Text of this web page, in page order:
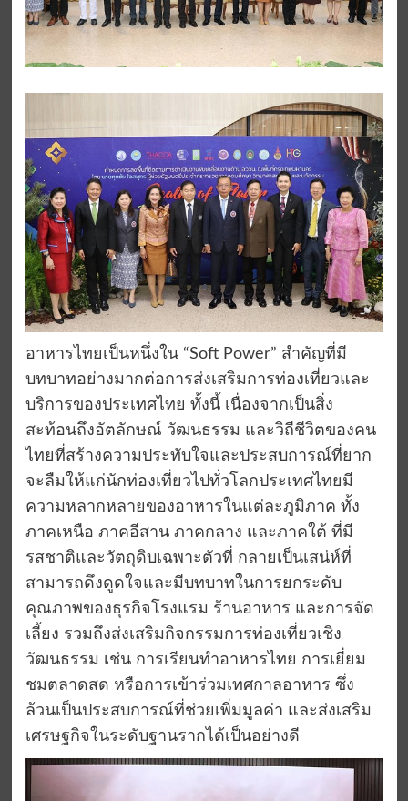
อาหารไทยเป็นหนึ่งใน “Soft Power” สำคัญที่มี
บทบาทอย่างมากต่อการส่งเสริมการท่องเที่ยวและ
บริการของประเทศไทย ทั้งนี้ เนื่องจากเป็นสิ่ง
สะท้อนถึงอัตลักษณ์ วัฒนธรรม และวิถีชีวิตของคน
ไทยที่สร้างความประทับใจและประสบการณ์ที่ยาก
จะลืมให้แก่นักท่องเที่ยวไปทั่วโลกประเทศไทยมี
ความหลากหลายของอาหารในแต่ละภูมิภาค ทั้ง
ภาคเหนือ ภาคอีสาน ภาคกลาง และภาคใต้ ที่มี
รสชาติและวัตถุดิบเฉพาะตัวที่ กลายเป็นเสน่ห์ที่
สามารถดึงดูดใจและมีบทบาทในการยกระดับ
คุณภาพของธุรกิจโรงแรม ร้านอาหาร และการจัด
เลี้ยง รวมถึงส่งเสริมกิจกรรมการท่องเที่ยวเชิง
วัฒนธรรม เช่น การเรียนทำอาหารไทย การเยี่ยม
ชมตลาดสด หรือการเข้าร่วมเทศกาลอาหาร ซึ่ง
ล้วนเป็นประสบการณ์ที่ช่วยเพิ่มมูลค่า และส่งเสริม
เศรษฐกิจในระดับฐานรากได้เป็นอย่างดี